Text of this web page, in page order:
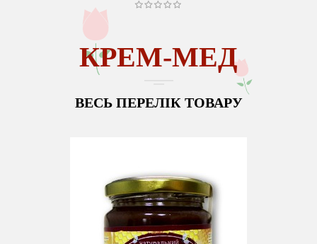
КРЕМ-МЕД
ВЕСЬ ПЕРЕЛІК ТОВАРУ